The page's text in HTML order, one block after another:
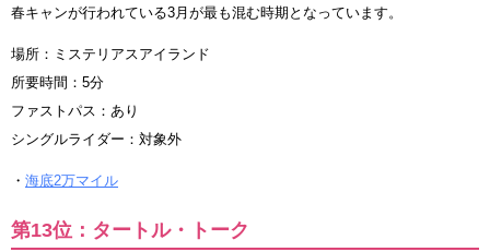
春キャンが行われている3月が最も混む時期となっています。
場所：ミステリアスアイランド
所要時間：5分
ファストパス：あり
シングルライダー：対象外
・ 海底2万マイル
第13位：タートル・トーク